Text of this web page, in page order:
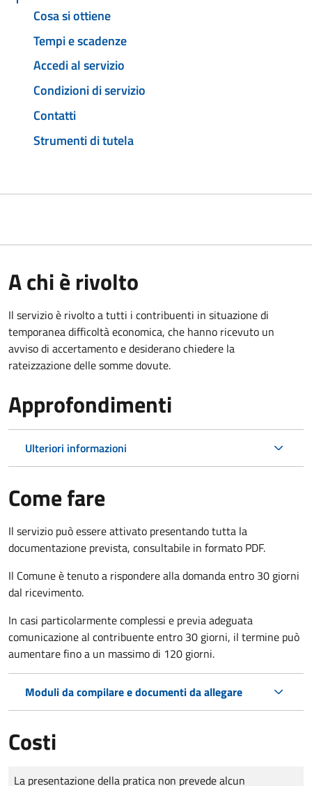
Cosa si ottiene
Tempi e scadenze
Accedi al servizio
Condizioni di servizio
Contatti
Strumenti di tutela
A chi è rivolto
Il servizio è rivolto a tutti i contribuenti in situazione di
temporanea difficoltà economica, che hanno ricevuto un
avviso di accertamento e desiderano chiedere la
rateizzazione delle somme dovute.
Approfondimenti
Ulteriori informazioni
Come fare
Il servizio può essere attivato presentando tutta la
documentazione prevista, consultabile in formato PDF.
Il Comune è tenuto a rispondere alla domanda entro 30 giorni
dal ricevimento.
In casi particolarmente complessi e previa adeguata
comunicazione al contribuente entro 30 giorni, il termine può
aumentare fino a un massimo di 120 giorni.
Moduli da compilare e documenti da allegare
Costi
Tipo di pagamento
Importo
La presentazione della pratica non prevede alcun